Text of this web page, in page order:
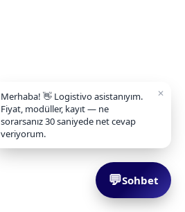
💬Sohbet
Merhaba! 👋 Logistivo asistanıyım.
Fiyat, modüller, kayıt — ne
sorarsanız 30 saniyede net cevap
veriyorum.
✕